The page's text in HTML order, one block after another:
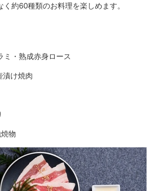
約60種類のお料理を楽しめます。
ミ・熟成赤身ロース
け焼肉
物